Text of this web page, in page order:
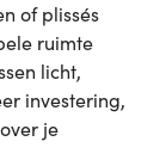
of plissés
ruimte
licht,
investering,
je